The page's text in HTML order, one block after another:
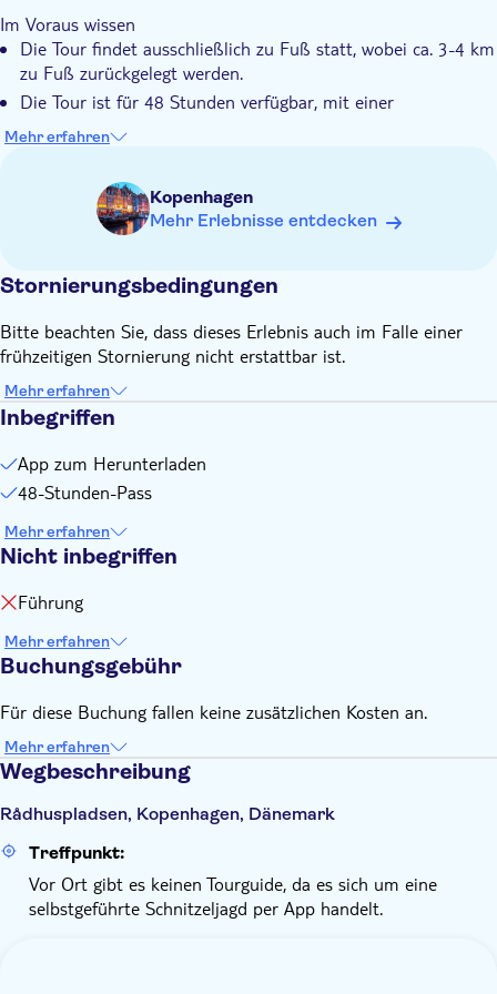
auf die Probe stellen. Verwandeln Sie Sightseeing in ein echtes
Abenteuer!
unterbrechen, wann immer Sie wollen.
Das Erlebnis ist perfekt für jede Gruppe, von Freunden und
Familien bis hin zu Touristen
Im Voraus wissen
Die Tour findet ausschließlich zu Fuß statt, wobei ca. 3-4 km
zu Fuß zurückgelegt werden.
Die Tour ist für 48 Stunden verfügbar, mit einer
Gesamtdauer von etwa 2,5 Stunden
auswählen, sobald das Spiel begonnen hat
Eine Online-Fotogalerie ist inbegriffen
Ihr Ticket ist nach dem Kauf 3 Jahre lang gültig und kann an
Bitte mitbringen
50-100 MB Datennutzung), GPS, einer Kamera und
ausreichend Akkuleistung
Mehr erfahren
Kopenhagen
Mehr Erlebnisse entdecken
Stornierungsbedingungen
Bitte beachten Sie, dass dieses Erlebnis auch im Falle einer
frühzeitigen Stornierung nicht erstattbar ist.
Mehr erfahren
Inbegriffen
App zum Herunterladen
48-Stunden-Pass
Mehr erfahren
Nicht inbegriffen
Führung
Mehr erfahren
Buchungsgebühr
Für diese Buchung fallen keine zusätzlichen Kosten an.
Mehr erfahren
Wegbeschreibung
Rådhuspladsen, Kopenhagen, Dänemark
Treffpunkt:
Vor Ort gibt es keinen Tourguide, da es sich um eine
selbstgeführte Schnitzeljagd per App handelt.